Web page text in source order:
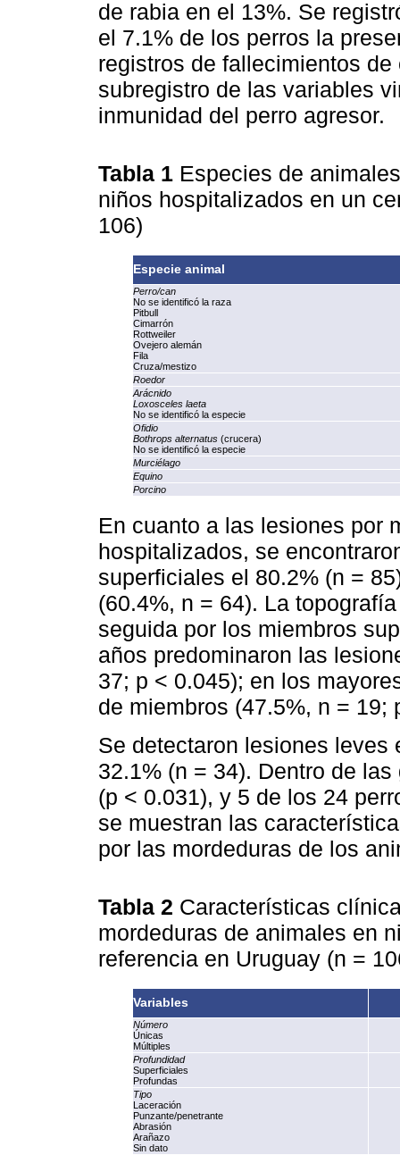
de rabia en el 13%. Se
el 7.1% de los perros la
registros de fallecimientos
subregistro de las variables
inmunidad del perro agresor.
Tabla 1 Especies de
niños hospitalizados en un
106)
Especie animal
Perro/can
No se identificó la raza
Pitbull
Cimarrón
Rottweiler
Ovejero alemán
Fila
Cruza/mestizo
Roedor
Arácnido
Loxosceles laeta
No se identificó la especie
Ofidio
Bothrops alternatus (crucera)
No se identificó la especie
Murciélago
Equino
Porcino
En cuanto a las lesiones por
hospitalizados, se
superficiales el 80.2% (n =
(60.4%, n = 64). La
seguida por los miembros
años predominaron las
37; p < 0.045); en los
de miembros (47.5%, n = 19;
Se detectaron lesiones leves
32.1% (n = 34). Dentro de
(p < 0.031), y 5 de los 24
se muestran las
por las mordeduras de los
Tabla 2 Características
mordeduras de animales en
referencia en Uruguay (n =
Variables
Número
Únicas
Múltiples
Profundidad
Superficiales
Profundas
Tipo
Laceración
Punzante/penetrante
Abrasión
Arañazo
Sin dato